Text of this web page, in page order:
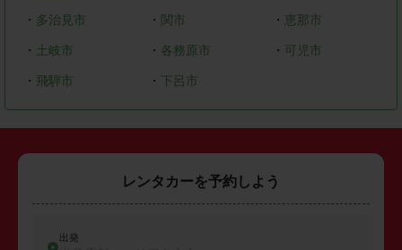
・ 多治見市 ・ 関市 ・ 恵那市
・ 土岐市 ・ 各務原市 ・ 可児市
・ 飛騨市 ・ 下呂市
レンタカーを予約しよう
出発